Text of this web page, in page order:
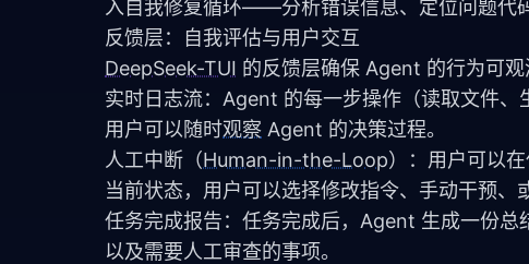
入自我修复循环——分析错误信息、定位问题代
反馈层：自我评估与用户交互
DeepSeek-TUI 的反馈层确保 Agent 的行为可观
实时日志流：Agent 的每一步操作（读取文件、
用户可以随时观察 Agent 的决策过程。
人工中断（Human-in-the-Loop）：用户可以
当前状态，用户可以选择修改指令、手动干预、
任务完成报告：任务完成后，Agent 生成一份总
以及需要人工审查的事项。